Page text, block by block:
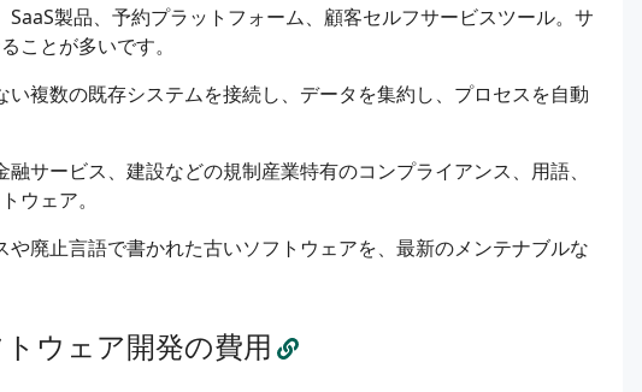
SaaS製品、予約プラットフォーム、顧客セルフサービスツール。サ
ことが多いです。
い複数の既存システムを接続し、データを集約し、プロセスを自動
融サービス、建設などの規制産業特有のコンプライアンス、用語、
ウェア。
や廃止言語で書かれた古いソフトウェアを、最新のメンテナブルな
ウェア開発の費用